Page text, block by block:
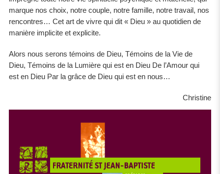
marque nos choix, notre couple, notre famille, notre travail, nos
rencontres… Cet art de vivre qui dit « Dieu » au quotidien de
manière implicite et explicite.
Alors nous serons témoins de Dieu, Témoins de la Vie de
Dieu, Témoins de la Lumière qui est en Dieu De l’Amour qui
est en Dieu Par la grâce de Dieu qui est en nous…
Christine